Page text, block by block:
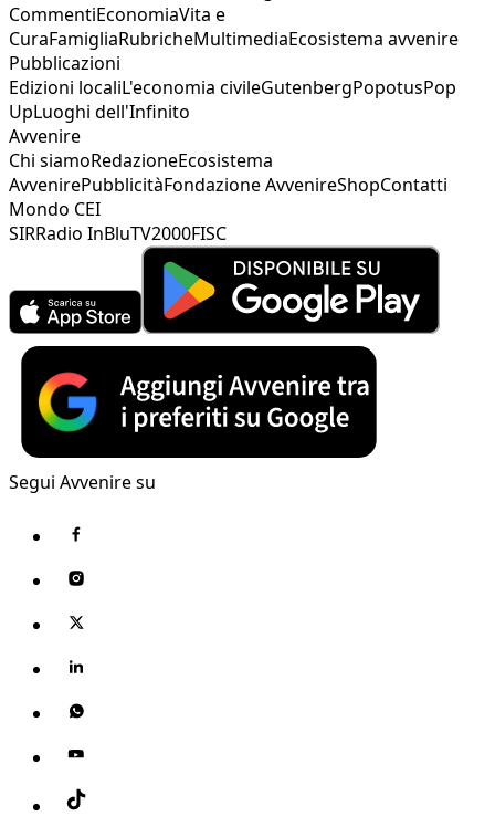
CommentiEconomiaVita e
CuraFamigliaRubricheMultimediaEcosistema avvenire
Pubblicazioni
Edizioni localiL'economia civileGutenbergPopotusPop
UpLuoghi dell'Infinito
Avvenire
Chi siamoRedazioneEcosistema
AvvenirePubblicitàFondazione AvvenireShopContatti
Mondo CEI
SIRRadio InBluTV2000FISC
Segui Avvenire su